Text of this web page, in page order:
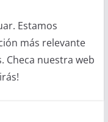
Estamos
más relevante
Checa nuestra web